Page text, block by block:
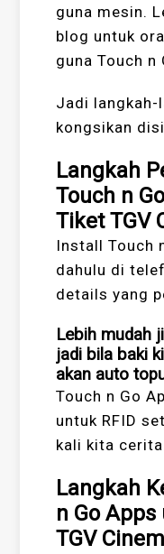
guna mesin.
blog untuk
guna Touch n
Jadi langkah-
kongsikan
Langkah
Touch n
Tiket TGV
Install Touch
dahulu di
details yang
Lebih mudah
jadi bila baki
akan auto
Touch n Go
untuk RFID
kali kita
Langkah
n Go
TGV